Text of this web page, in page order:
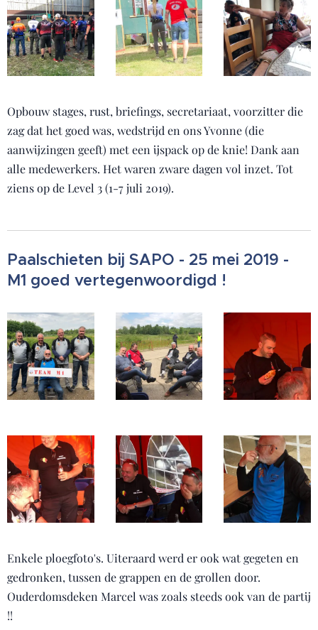
Opbouw stages, rust, briefings, secretariaat, voorzitter die
zag dat het goed was, wedstrijd en ons Yvonne (die
aanwijzingen geeft) met een ijspack op de knie! Dank aan
alle medewerkers. Het waren zware dagen vol inzet. Tot
ziens op de Level 3 (1-7 juli 2019).
Paalschieten bij SAPO - 25 mei 2019 -
M1 goed vertegenwoordigd !
Enkele ploegfoto's. Uiteraard werd er ook wat gegeten en
gedronken, tussen de grappen en de grollen door.
Ouderdomsdeken Marcel was zoals steeds ook van de partij
!!